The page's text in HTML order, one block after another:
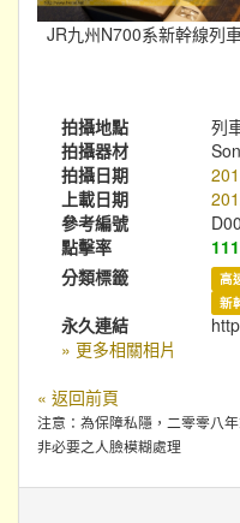
JR九州N700系新幹線列
拍攝地點 列
拍攝器材
拍攝日期
上載日期
參考編號
點擊率
分類標籤
高
新
永久連結
» 更多相關相片
« 返回前頁
注意：為保障私隱，二零零八
非必要之人臉模糊處理